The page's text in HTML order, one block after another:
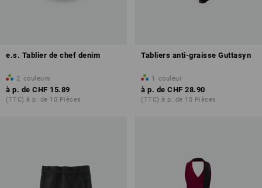
e.s. Tablier de chef denim
2 couleurs
à p. de CHF 15.89
(TTC) à p. de 10 Pièces
Tabliers anti-graisse Guttasyn
1 couleur
à p. de CHF 28.90
(TTC) à p. de 10 Pièces